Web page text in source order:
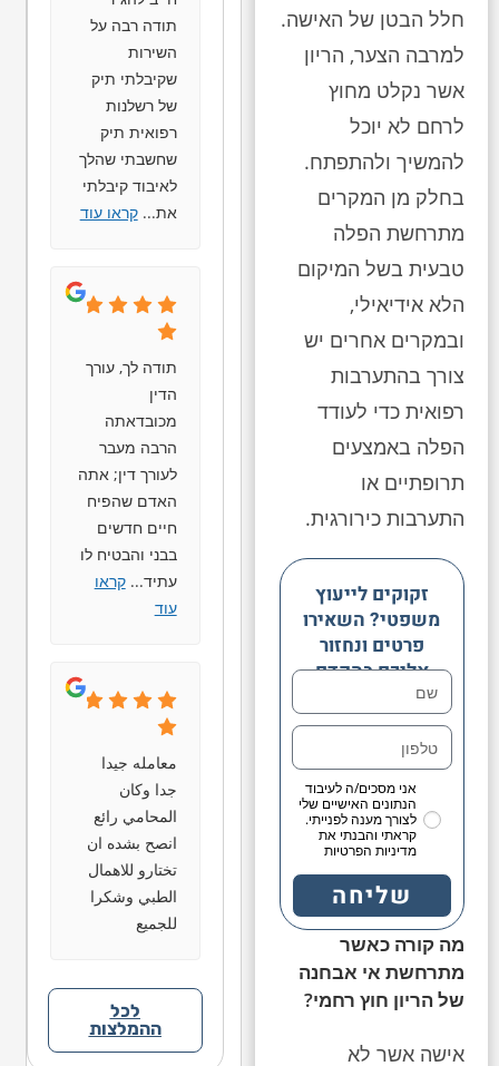
חלל הבטן של האישה.
למרבה הצער, הריון
אשר נקלט מחוץ
לרחם לא יוכל
להמשיך ולהתפתח.
בחלק מן המקרים
מתרחשת הפלה
טבעית בשל המיקום
הלא אידיאילי,
ובמקרים אחרים יש
צורך בהתערבות
רפואית כדי לעודד
הפלה באמצעים
תרופתיים או
התערבות כירורגית.
זקוקים לייעוץ
משפטי? השאירו
פרטים ונחזור
אליכם בהקדם
אני מסכים/ה לעיבוד
הנתונים האישיים שלי
לצורך מענה לפנייתי.
קראתי והבנתי את
מדיניות הפרטיות
שליחה
מה קורה כאשר
מתרחשת אי אבחנה
של הריון חוץ רחמי?
אישה אשר לא
תודה רבה על
השירות
שקיבלתי תיק
של רשלנות
רפואית תיק
שחשבתי שהלך
לאיבוד קיבלתי
את...קראו עוד
תודה לך, עורך
הדין
מכובדאתה
הרבה מעבר
לעורך דין; אתה
האדם שהפיח
חיים חדשים
בבני והבטיח לו
עתיד...קראו
עוד
معامله جيدا
جدا وكان
المحامي رائع
انصح بشده ان
تختارو للاهمال
الطبي وشكرا
للجميع
לכל
ההמלצות